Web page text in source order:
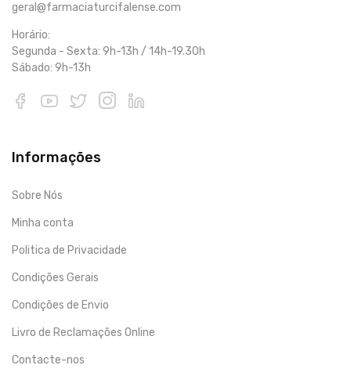
geral@farmaciaturcifalense.com
Horário:
Segunda - Sexta: 9h-13h / 14h-19.30h
Sábado: 9h-13h
Informações
Sobre Nós
Minha conta
Politica de Privacidade
Condições Gerais
Condições de Envio
Livro de Reclamações Online
Contacte-nos